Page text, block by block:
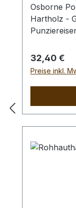
Osborne
Hartholz -
Regulärer
32,40 €
Preise inkl.